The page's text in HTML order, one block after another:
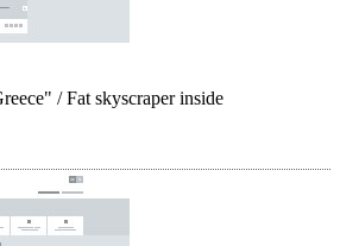
/ Fat skyscraper inside